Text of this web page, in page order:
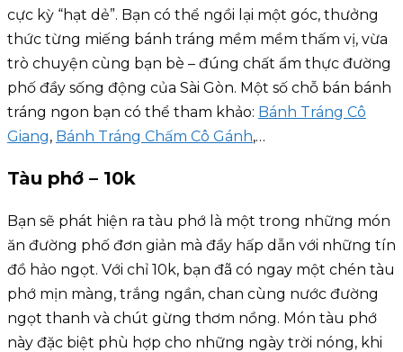
cực kỳ “hạt dẻ”. Bạn có thể ngồi lại một góc, thưởng
thức từng miếng bánh tráng mềm mềm thấm vị, vừa
trò chuyện cùng bạn bè – đúng chất ẩm thực đường
phố đầy sống động của Sài Gòn. Một số chỗ bán bánh
tráng ngon bạn có thể tham khảo: Bánh Tráng Cô
Giang, Bánh Tráng Chấm Cô Gánh,…
Tàu phớ – 10k
Bạn sẽ phát hiện ra tàu phớ là một trong những món
ăn đường phố đơn giản mà đầy hấp dẫn với những tín
đồ hảo ngọt. Với chỉ 10k, bạn đã có ngay một chén tàu
phớ mịn màng, trắng ngần, chan cùng nước đường
ngọt thanh và chút gừng thơm nồng. Món tàu phớ
này đặc biệt phù hợp cho những ngày trời nóng, khi